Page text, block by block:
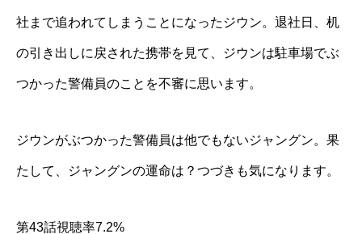
社まで追われてしまうことになったジウン。退社日、机
の引き出しに戻された携帯を見て、ジウンは駐車場でぶ
つかった警備員のことを不審に思います。
ジウンがぶつかった警備員は他でもないジャングン。果
たして、ジャングンの運命は？つづきも気になります。
第43話視聴率7.2%